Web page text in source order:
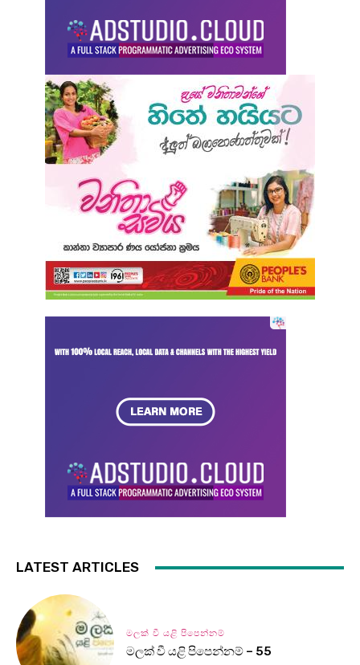
LATEST ARTICLES
මලක් වී යළි පිපෙන්නම්
මලක් වී යළි පිපෙන්නම් – 55